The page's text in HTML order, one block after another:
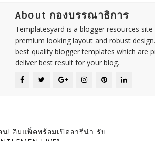
About กองบรรณาธิการ
Templatesyard is a blogger resources
premium looking layout and robust
best quality blogger templates which are
deliver best result for your blog.
น! อิมแพ็คพร้อมเปิดอารีน่า รับ